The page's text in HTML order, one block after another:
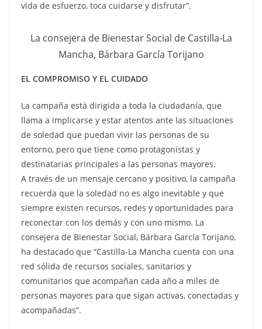
vida de esfuerzo, toca cuidarse y disfrutar”.
La consejera de Bienestar Social de Castilla-La
Mancha, Bárbara García Torijano
EL COMPROMISO Y EL CUIDADO
La campaña está dirigida a toda la ciudadanía, que
llama a implicarse y estar atentos ante las situaciones
de soledad que puedan vivir las personas de su
entorno, pero que tiene como protagonistas y
destinatarias principales a las personas mayores.
A través de un mensaje cercano y positivo, la campaña
recuerda que la soledad no es algo inevitable y que
siempre existen recursos, redes y oportunidades para
reconectar con los demás y con uno mismo. La
consejera de Bienestar Social, Bárbara García Torijano,
ha destacado que “Castilla-La Mancha cuenta con una
red sólida de recursos sociales, sanitarios y
comunitarios que acompañan cada año a miles de
personas mayores para que sigan activas, conectadas y
acompañadas”.